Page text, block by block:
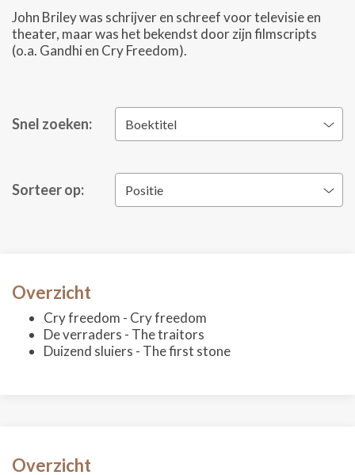
John Briley was schrijver en schreef voor televisie en
theater, maar was het bekendst door zijn filmscripts
(o.a. Gandhi en Cry Freedom).
Snel zoeken: Boektitel
Sorteer op: Positie
Overzicht
Cry freedom - Cry freedom
De verraders - The traitors
Duizend sluiers - The first stone
Overzicht